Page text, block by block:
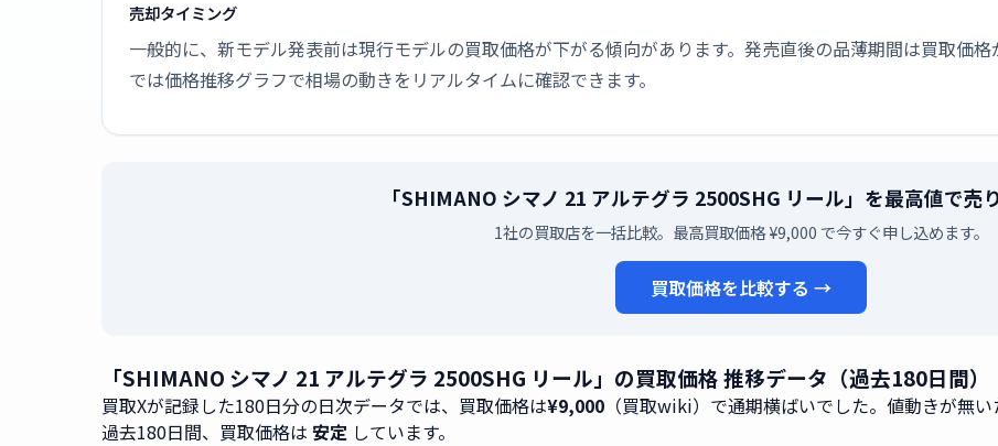
売却タイミング
一般的に、新モデル発表前は現行モデルの買取価格が下がる傾向があります。発売直後の品薄期間は買取価
では価格推移グラフで相場の動きをリアルタイムに確認できます。
「SHIMANO シマノ 21 アルテグラ 2500SHG リール」を最高値で売
1社の買取店を一括比較。最高買取価格 ¥9,000 で今すぐ申し込めます。
買取価格を比較する →
「SHIMANO シマノ 21 アルテグラ 2500SHG リール」の買取価格 推移データ（過去180日間）
買取Xが記録した180日分の日次データでは、買取価格は¥9,000 （買取wiki）で通期横ばいでした。値動きが無
過去180日間、買取価格は 安定 しています。